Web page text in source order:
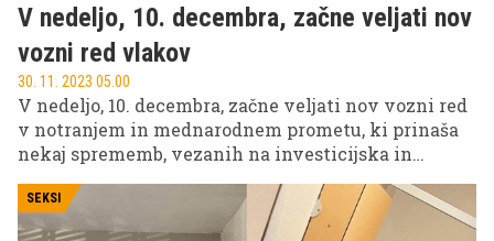
V nedeljo, 10. decembra, začne veljati nov
vozni red vlakov
30. 11. 2023 05.00
V nedeljo, 10. decembra, začne veljati nov vozni red
v notranjem in mednarodnem prometu, ki prinaša
nekaj sprememb, vezanih na investicijska in
SEKSI